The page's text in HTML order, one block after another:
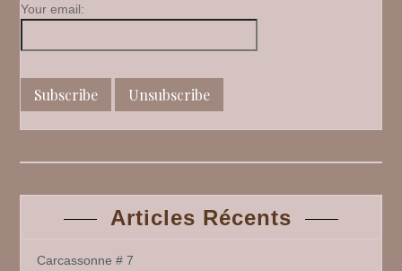
Your email:
Articles Récents
Carcassonne # 7